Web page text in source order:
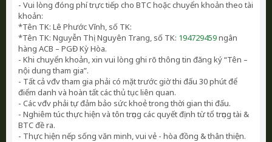
- Vui lòng đóng phí trực tiếp cho BTC hoặc chuyển khoản theo tài
khoản:
*Tên TK: Lê Phước Vĩnh, số TK:
*Tên TK: Nguyễn Thị Nguyên Trang, số TK: 194729459ngân
hàng ACB – PGĐ Kỳ Hòa.
- Khi chuyển khoản, xin vui lòng ghi rõ thông tin đăng ký “Tên –
nội dung tham gia”.
- Tất cả vđv tham gia phải có mặt trước giờ thi đấu 30 phút để
điểm danh và hoàn tất các thủ tục liên quan.
- Các vđv phải tự đảm bảo sức khoẻ trong thời gian thi đấu.
- Nghiêm túc thực hiện và tôn trọng các quyết định từ tổ trọng tài &
BTC đề ra.
- Thực hiện nếp sống văn minh, vui vẻ - hòa đồng & thân thiện.